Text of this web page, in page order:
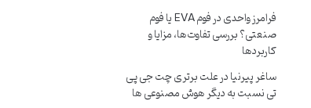
فرامرز واحدیدر فوم EVA یا فوم
صنعتی؟ بررسی تفاوت‌ها، مزایا و
کاربردها
ساغر پیرنیادرعلت برتری چت جی پی
تی نسبت به دیگر هوش مصنوعی ها